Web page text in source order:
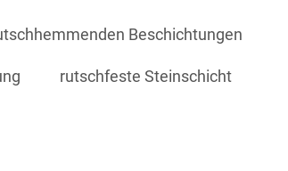
Beschichtungen
rutschfeste Steinschicht